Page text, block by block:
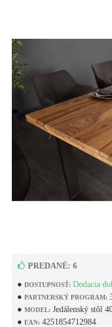
DOSTUPNOSŤ: Dodacia
PARTNERSKÝ PROGRAM:
MODEL: Jedálenský stôl
EAN: 4251854712984
PREDANÉ: 6